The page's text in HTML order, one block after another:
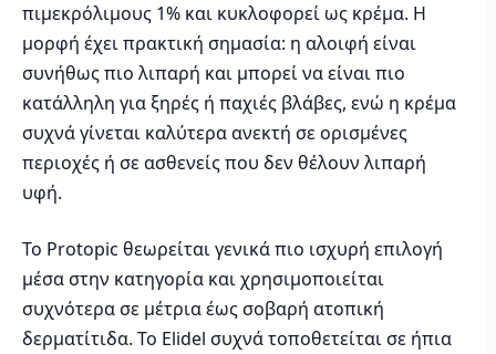
πιμεκρόλιμους 1% και κυκλοφορεί ως κρέμα. Η
μορφή έχει πρακτική σημασία: η αλοιφή είναι
συνήθως πιο λιπαρή και μπορεί να είναι πιο
κατάλληλη για ξηρές ή παχιές βλάβες, ενώ η κρέμα
συχνά γίνεται καλύτερα ανεκτή σε ορισμένες
περιοχές ή σε ασθενείς που δεν θέλουν λιπαρή
υφή.
Το Protopic θεωρείται γενικά πιο ισχυρή επιλογή
μέσα στην κατηγορία και χρησιμοποιείται
συχνότερα σε μέτρια έως σοβαρή ατοπική
δερματίτιδα. Το Elidel συχνά τοποθετείται σε ήπια